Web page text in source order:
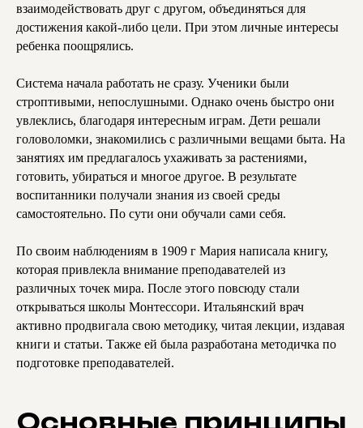
взаимодействовать друг с другом, объединяться для
достижения какой-либо цели. При этом личные интересы
ребенка поощрялись.
Система начала работать не сразу. Ученики были
строптивыми, непослушными. Однако очень быстро они
увлеклись, благодаря интересным играм. Дети решали
головоломки, знакомились с различными вещами быта. На
занятиях им предлагалось ухаживать за растениями,
готовить, убираться и многое другое. В результате
воспитанники получали знания из своей среды
самостоятельно. По сути они обучали сами себя.
По своим наблюдениям в 1909 г Мария написала книгу,
которая привлекла внимание преподавателей из
различных точек мира. После этого повсюду стали
открываться школы Монтессори. Итальянский врач
активно продвигала свою методику, читая лекции, издавая
книги и статьи. Также ей была разработана методичка по
подготовке преподавателей.
Основные принципы